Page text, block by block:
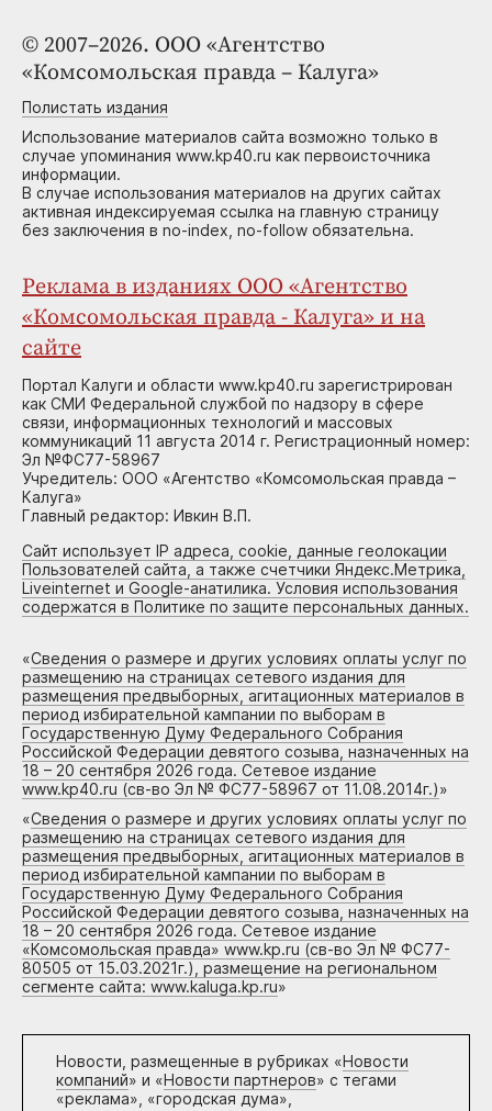
© 2007–2026. ООО «Агентство
«Комсомольская правда – Калуга»
Полистать издания
Использование материалов сайта возможно только в
случае упоминания www.kp40.ru как первоисточника
информации.
В случае использования материалов на других сайтах
активная индексируемая ссылка на главную страницу
без заключения в no-index, no-follow обязательна.
Реклама в изданиях ООО «Агентство
«Комсомольская правда - Калуга» и на
сайте
Портал Калуги и области www.kp40.ru зарегистрирован
как СМИ Федеральной службой по надзору в сфере
связи, информационных технологий и массовых
коммуникаций 11 августа 2014 г. Регистрационный номер:
Эл №ФС77-58967
Учредитель: ООО «Агентство «Комсомольская правда –
Калуга»
Главный редактор: Ивкин В.П.
Сайт использует IP адреса, cookie, данные геолокации
Пользователей сайта, а также счетчики Яндекс.Метрика,
Liveinternet и Google-анатилика. Условия использования
содержатся в Политике по защите персональных данных.
«Сведения о размере и других условиях оплаты услуг по
размещению на страницах сетевого издания для
размещения предвыборных, агитационных материалов в
период избирательной кампании по выборам в
Государственную Думу Федерального Собрания
Российской Федерации девятого созыва, назначенных на
18 – 20 сентября 2026 года. Сетевое издание
www.kp40.ru (св-во Эл № ФС77-58967 от 11.08.2014г.)»
«Сведения о размере и других условиях оплаты услуг по
размещению на страницах сетевого издания для
размещения предвыборных, агитационных материалов в
период избирательной кампании по выборам в
Государственную Думу Федерального Собрания
Российской Федерации девятого созыва, назначенных на
18 – 20 сентября 2026 года. Сетевое издание
«Комсомольская правда» www.kp.ru (св-во Эл № ФС77-
80505 от 15.03.2021г.), размещение на региональном
сегменте сайта: www.kaluga.kp.ru»
Новости, размещенные в рубриках «Новости
компаний» и «Новости партнеров» с тегами
«реклама», «городская дума»,